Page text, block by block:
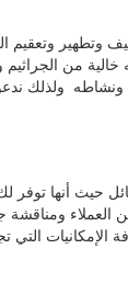
وتعقيم
من الجراثيم
ونشاطه ولذلك
حيث أنها توفر
الـ 24 ساعة للرد على جميع
التي